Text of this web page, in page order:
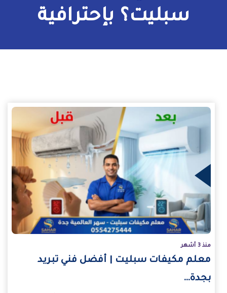
سبليت؟ بإحترافية
منذ 3 أشهر
معلم مكيفات سبليت | أفضل فني تبريد
بجدة…